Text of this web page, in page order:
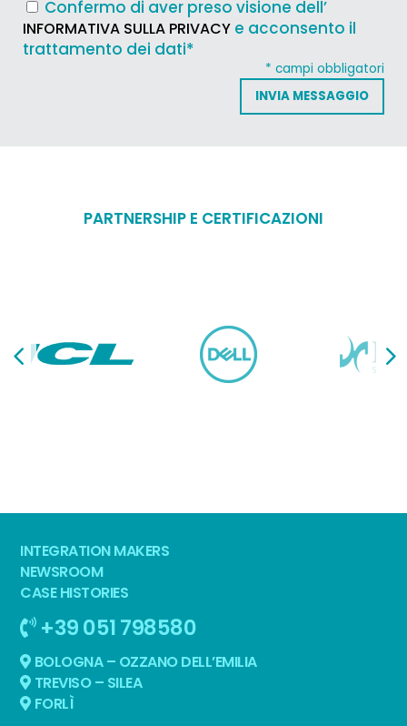
Confermo di aver preso visione dell’
INFORMATIVA SULLA PRIVACY e acconsento il
trattamento dei dati*
* campi obbligatori
PARTNERSHIP E CERTIFICAZIONI
INTEGRATION MAKERS
NEWSROOM
CASE HISTORIES
+39 051 798580
BOLOGNA – OZZANO DELL’EMILIA
TREVISO – SILEA
FORLÌ